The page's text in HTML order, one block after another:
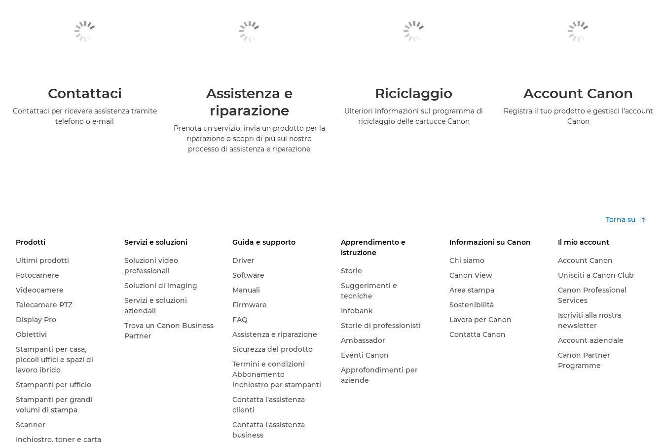
Contattaci
Contattaci per ricevere assistenza tramite
telefono o e-mail
Assistenza e
riparazione
Prenota un servizio, invia un prodotto per la
riparazione o scopri di più sul nostro
processo di assistenza e riparazione
Riciclaggio
Ulteriori informazioni sul programma di
riciclaggio delle cartucce Canon
Account Canon
Registra il tuo prodotto e gestisci l'account
Canon
Torna su
Prodotti
Ultimi prodotti
Fotocamere
Videocamere
Telecamere PTZ
Display Pro
Obiettivi
Stampanti per casa,
piccoli uffici e spazi di
lavoro ibrido
Stampanti per ufficio
Stampanti per grandi
volumi di stampa
Scanner
Inchiostro, toner e carta
Servizi e soluzioni
Soluzioni video
professionali
Soluzioni di imaging
Servizi e soluzioni
aziendali
Trova un Canon Business
Partner
Guida e supporto
Driver
Software
Manuali
Firmware
FAQ
Assistenza e riparazione
Sicurezza del prodotto
Termini e condizioni
Abbonamento
inchiostro per stampanti
Contatta l'assistenza
clienti
Contatta l'assistenza
business
Apprendimento e
istruzione
Storie
Suggerimenti e
tecniche
Infobank
Storie di professionisti
Ambassador
Eventi Canon
Approfondimenti per
aziende
Informazioni su Canon
Chi siamo
Canon View
Area stampa
Sostenibilità
Lavora per Canon
Contatta Canon
Il mio account
Account Canon
Unisciti a Canon Club
Canon Professional
Services
Iscriviti alla nostra
newsletter
Account aziendale
Canon Partner
Programme